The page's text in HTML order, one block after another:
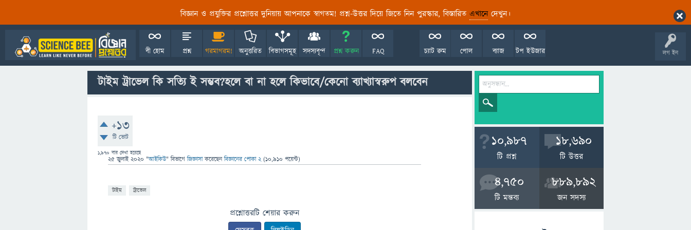
বিজ্ঞান ও প্রযুক্তির প্রশ্নোত্তর দুনিয়ায় আপনাকে স্বাগতম! প্রশ্ন-উত্তর দিয়ে জিতে নিন পুরস্কার, বিস্তারিত এখানেদেখুন।
লগ ইন
বী হোম প্রশ্ন গরমাগরম! অনুত্তরিত বিভাগসমূহ সদস্যবৃন্দ প্রশ্ন করুন FAQ টপ ইউজার
ব্যাজ
পোল
চ্যাট রুম
টাইম ট্রাভেল কি সত্যি ই সম্ভব?হলে বা না হলে কিভাবে/কেনো ব্যাখ্যাস্বরুপ বলবেন
+13
টি ভোট
1,970 বার দেখা হয়েছে
25 জুলাই 2020 "আইকিউ" বিভাগে জিজ্ঞাসাকরেছেনবিজ্ঞানের পোকা 2 (10,910 পয়েন্ট)
টাইম ট্রাভেল
প্রশ্নোত্তরটি শেয়ার করুন
10,987
টি প্রশ্ন
18,690
টি উত্তর
4,750
টি মন্তব্য
889,892
জন সদস্য